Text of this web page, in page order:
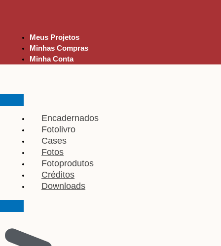
Meus Projetos
Minhas Compras
Minha Conta
Encadernados
Fotolivro
Cases
Fotos
Fotoprodutos
Créditos
Downloads